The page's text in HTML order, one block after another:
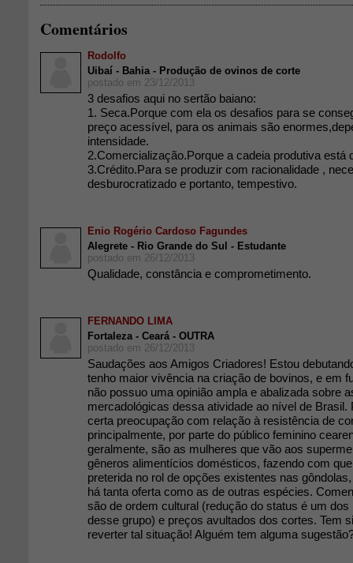
Comentários
Rodolfo
Uibaí - Bahia - Produção de ovinos de corte
postado em 23/12/2013
3 desafios aqui no sertão baiano:
1. Seca.Porque com ela os desafios para se
preço acessível, para os animais são
intensidade.
2.Comercialização.Porque a cadeia produtiva está
3.Crédito.Para se produzir com racionalidade ,
desburocratizado e portanto, tempestivo.
Enio Rogério Cardoso Fagundes
Alegrete - Rio Grande do Sul - Estudante
postado em 26/12/2013
Qualidade, constância e comprometimento.
FERNANDO LIMA
Fortaleza - Ceará - OUTRA
postado em 26/12/2013
Saudações aos Amigos Criadores! Estou
tenho maior vivência na criação de bovinos, e em
não possuo uma opinião ampla e abalizada sobre
mercadológicas dessa atividade ao nível de Brasil.
certa preocupação com relação à resistência de
principalmente, por parte do público feminino
geralmente, são as mulheres que vão aos
gêneros alimentícios domésticos, fazendo com
preterida no rol de opções existentes nas
há tanta oferta como as de outras espécies.
são de ordem cultural (redução do status é um
desse grupo) e preços avultados dos cortes. Tem
reverter tal situação! Alguém tem alguma